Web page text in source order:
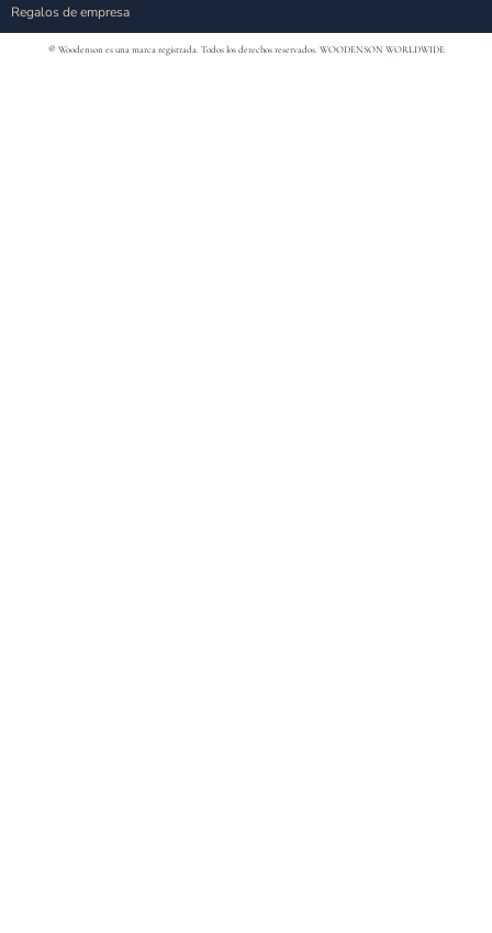
Regalos de empresa
® Woodenson es una marca registrada. Todos los derechos reservados.WOODENSON WORLDWIDE